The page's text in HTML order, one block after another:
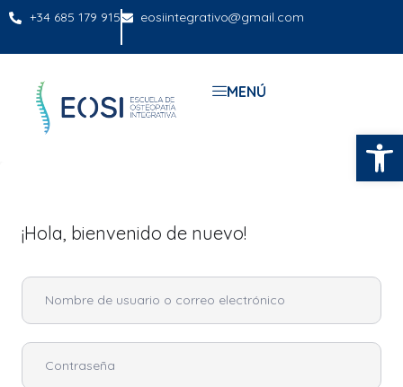
+34 685 179 915 eosiintegrativo@gmail.com
MENÚ
¡Hola, bienvenido de nuevo!